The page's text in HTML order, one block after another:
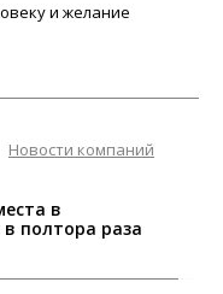
и желание
Новости компаний
в
полтора раза